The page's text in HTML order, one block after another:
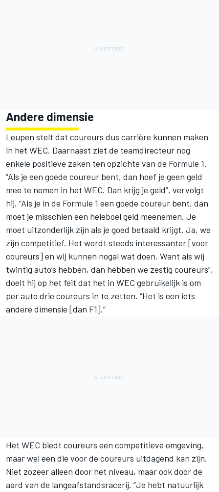
Andere dimensie
Leupen stelt dat coureurs dus carrière kunnen maken
in het WEC. Daarnaast ziet de teamdirecteur nog
enkele positieve zaken ten opzichte van de Formule 1.
“Als je een goede coureur bent, dan hoef je geen geld
mee te nemen in het WEC. Dan krijg je geld”, vervolgt
hij. “Als je in de Formule 1 een goede coureur bent, dan
moet je misschien een heleboel geld meenemen. Je
moet uitzonderlijk zijn als je goed betaald krijgt. Ja, we
zijn competitief. Het wordt steeds interessanter [voor
coureurs] en wij kunnen nogal wat doen. Want als wij
twintig auto’s hebben, dan hebben we zestig coureurs”,
doelt hij op het feit dat het in WEC gebruikelijk is om
per auto drie coureurs in te zetten. “Het is een iets
andere dimensie [dan F1].”
Het WEC biedt coureurs een competitieve omgeving,
maar wel een die voor de coureurs uitdagend kan zijn.
Niet zozeer alleen door het niveau, maar ook door de
aard van de langeafstandsracerij. “Je hebt natuurlijk